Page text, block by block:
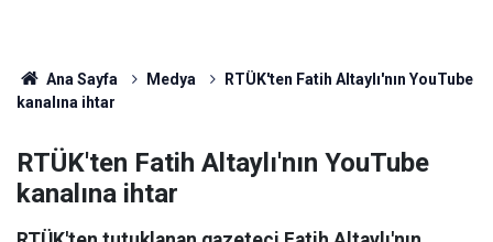
Ana Sayfa Medya
RTÜK'ten Fatih Altaylı'nın YouTube
kanalına ihtar
RTÜK'ten Fatih Altaylı'nın YouTube
kanalına ihtar